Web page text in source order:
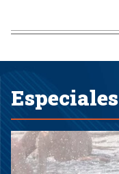
Especiales